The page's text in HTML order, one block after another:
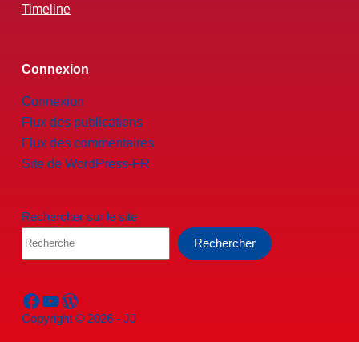
Timeline
Connexion
Connexion
Flux des publications
Flux des commentaires
Site de WordPress-FR
Rechercher sur le site
Rechercher
Facebook
YouTube
WordPress
Copyright © 2026 - JJ